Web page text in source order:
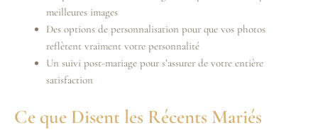
meilleures images
Des options de personnalisation pour que vos photos
reflètent vraiment votre personnalité
Un suivi post-mariage pour s’assurer de votre entière
satisfaction
Ce que Disent les Récents Mariés